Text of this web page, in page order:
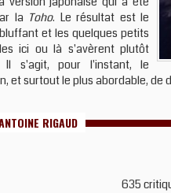
la Toho. Le résultat est le
et les quelques petits
ici ou là s'avèrent plutôt
Il s'agit, pour l'instant, le
et surtout le plus abordable, de
RIGAUD
635